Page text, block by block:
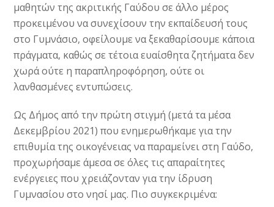
μαθητών της ακριτικής Γαύδου σε άλλο μέρος
προκειμένου να συνεχίσουν την εκπαίδευσή τους
στο Γυμνάσιο, οφείλουμε να ξεκαθαρίσουμε κάποια
πράγματα, καθώς σε τέτοια ευαίσθητα ζητήματα δεν
χωρά ούτε η παραπληροφόρηση, ούτε οι
λανθασμένες εντυπώσεις.
Ως Δήμος από την πρώτη στιγμή (μετά τα μέσα
Δεκεμβρίου 2021) που ενημερωθήκαμε για την
επιθυμία της οικογένειας να παραμείνει στη Γαύδο,
προχωρήσαμε άμεσα σε όλες τις απαραίτητες
ενέργειες που χρειάζονταν για την ίδρυση
Γυμνασίου στο νησί μας. Πιο συγκεκριμένα: